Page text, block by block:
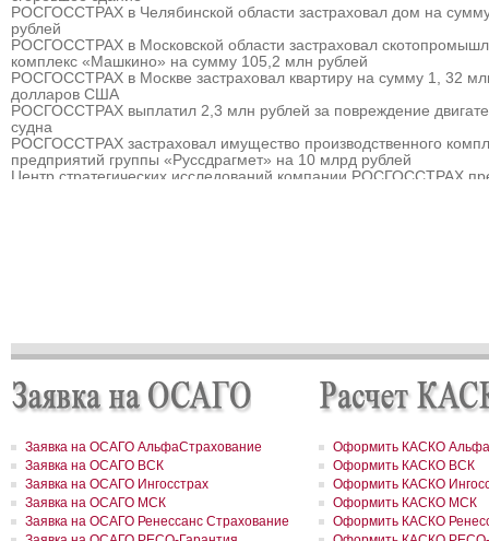
РОСГОССТРАХ в Челябинской области застраховал дом на
рублей
РОСГОССТРАХ в Московской области застраховал
комплекс «Машкино» на сумму 105,2 млн рублей
РОСГОССТРАХ в Москве застраховал квартиру на сумму 1, 32
долларов США
РОСГОССТРАХ выплатил 2,3 млн рублей за повреждение
судна
РОСГОССТРАХ застраховал имущество производственного
предприятий группы «Руссдрагмет» на 10 млрд рублей
Центр стратегических исследований компании РОСГОССТРАХ
РОСГОССТРАХ застраховал ответственность ООО «Атомэкспо»
РОСГОССТРАХ в Костроме застраховал квартиру на сумму
РОСГОССТРАХ в Пермском крае застраховал дом и квартиру на
сумму 31,9 млн рублей
на сумму свыше 67 млн рублей
РОСГОССТРАХ в Москве и Московской области застраховал 2
сумму 41,5 млн рублей
РОСГОССТРАХ в новом учебном году продолжает
программу «Вектор взлета»
РОСГОССТРАХ в Удмуртии застраховал сельхозпроизводителей
около 200 млн рублей
Заявка на ОСАГО АльфаСтрахование
Заявка на ОСАГО ВСК
Заявка на ОСАГО Ингосстрах
Заявка на ОСАГО МСК
Заявка на ОСАГО Ренессанс Страхование
Оформить КАСКО
Оформить КАСКО ВСК
Оформить КАСКО
Оформить КАСКО МСК
Оформить КАСКО